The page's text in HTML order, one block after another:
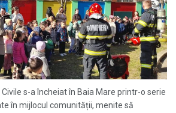
s-a încheiat în Baia Mare printr-o serie
în mijlocul comunității, menite să